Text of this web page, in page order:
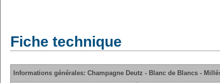
Fiche technique
Informations générales: Champagne Deutz - Blanc de Blancs -